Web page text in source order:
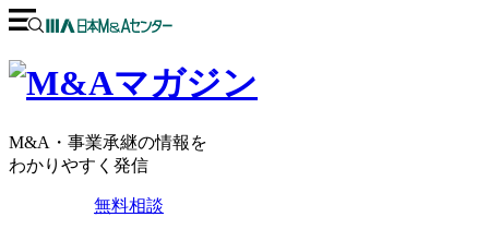
M&A・事業承継の情報を
わかりやすく発信
無料相談